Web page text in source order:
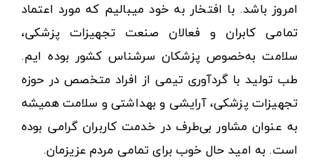
امروز باشد. با افتخار به خود میبالیم که مورد اعتماد
تمامی کابران و فعالان صنعت تجهیزات پزشکی،
سلامت به‌خصوص پزشکان سرشناس کشور بوده ایم.
طب تولید با گردآوری تیمی از افراد متخصص در حوزه
تجهیزات پزشکی، آرایشی و بهداشتی و سلامت همیشه
به عنوان مشاور بی‌طرف در خدمت کاربران گرامی بوده
است. به امید حال خوب برای تمامی مردم عزیزمان.